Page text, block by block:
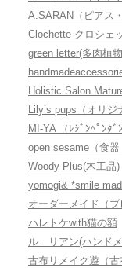
A.SARAN（ピアス
Clochette-クロシェ
green letter(多肉植
Holistic Salon
Lily’s pups（オリジ
MI-YA （ﾚｼﾞﾝﾍﾟﾝﾀﾞﾝ
open sesame（食
Woody Plus(木工品)
yomogi& *smile
オーダーメイド（ブ
ハレトケwith猫の額
ル リアン(ハンド
古布リメイク遊（古